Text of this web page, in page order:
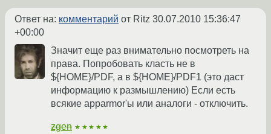
Ответ на: комментарий от Ritz 30.07.2010 15:36:47
+00:00
Значит еще раз внимательно посмотреть на
права. Попробовать класть не в
${HOME}/PDF, а в ${HOME}/PDF1 (это даст
информацию к размышлению) Если есть
всякие apparmor'ы или аналоги - отключить.
zgen ★★★★★